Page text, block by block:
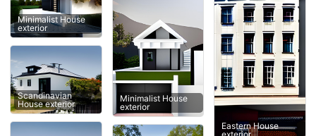
Minimalist House
exterior
Scandinavian
House exterior
Minimalist House
exterior
Eastern House